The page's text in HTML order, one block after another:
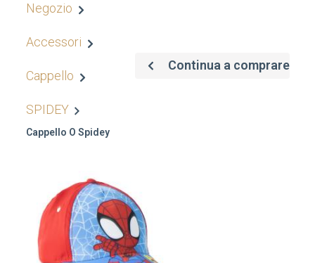
Negozio
Accessori
Cappello
SPIDEY
Cappello O Spidey
Continua a comprare